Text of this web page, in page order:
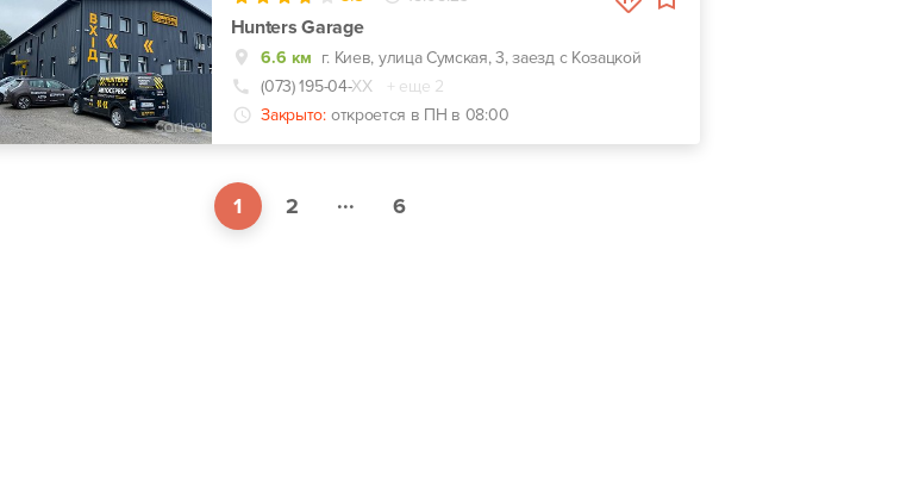
Hunters Garage
6.6 км г. Киев, улица Сумская, 3, заезд с Козацкой
(073) 195-04-ХХ
+ еще 2
Закрыто: откроется в ПН в 08:00
1 2 ... 6